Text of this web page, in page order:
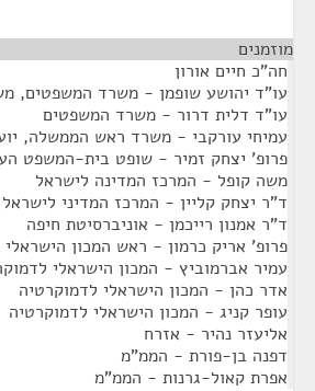
מוזמנים
חה"כ חיים אורון
עו"ד יהושע שופמן - משרד המשפטים,
עו"ד דלית דרור - משרד המשפטים
עמיחי עורקבי - משרד ראש הממשלה,
פרופ' יצחק זמיר - שופט בית-המשפט
משה קופל - המרכז המדינה לישראל
ד"ר יצחק קליין - המרכז המדיני לישראל
ד"ר אמנון רייכמן - אוניברסיטת חיפה
פרופ' אריק כרמון - ראש המכון הישראלי
עמיר אברמוביץ - המכון הישראלי
אדר כהן - המכון הישראלי לדמוקרטיה
עופר קניג - המכון הישראלי לדמוקרטיה
אליעזר נהיר - אזרח
דפנה בן-פורת - הממ"מ
אפרת קאול-גרנות - הממ"מ